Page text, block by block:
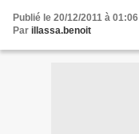
Publié le 20/12/2011 à 01:06
Par illassa.benoit